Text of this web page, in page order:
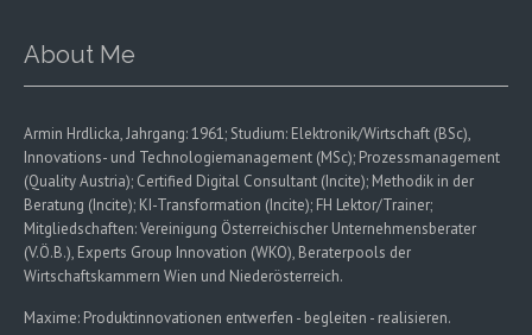
About Me
Armin Hrdlicka, Jahrgang: 1961; Studium: Elektronik/Wirtschaft (BSc),
Innovations- und Technologiemanagement (MSc); Prozessmanagement
(Quality Austria); Certified Digital Consultant (Incite); Methodik in der
Beratung (Incite); KI-Transformation (Incite); FH Lektor/Trainer;
Mitgliedschaften: Vereinigung Österreichischer Unternehmensberater
(V.Ö.B.), Experts Group Innovation (WKO), Beraterpools der
Wirtschaftskammern Wien und Niederösterreich.
Maxime: Produktinnovationen entwerfen - begleiten - realisieren.